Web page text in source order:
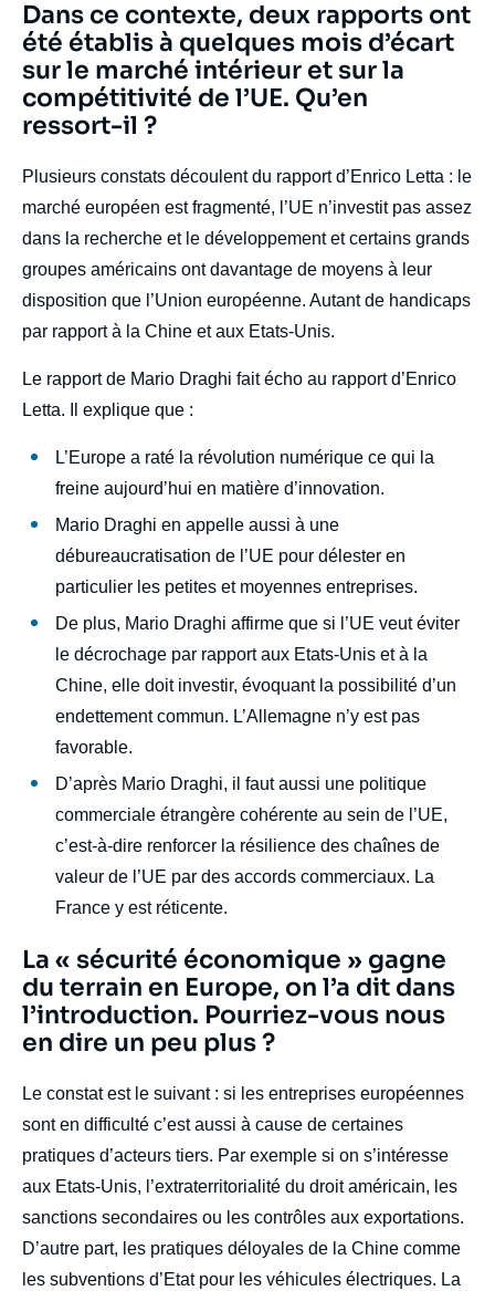
Titre
Edito
Dans ce contexte, deux rapports ont
été établis à quelques mois d’écart
sur le marché intérieur et sur la
compétitivité de l’UE. Qu’en
ressort-il ?
body
Plusieurs constats découlent du rapport d’Enrico Letta : le
marché européen est fragmenté, l’UE n’investit pas assez
dans la recherche et le développement et certains grands
groupes américains ont davantage de moyens à leur
disposition que l’Union européenne. Autant de handicaps
par rapport à la Chine et aux Etats-Unis.
Le rapport de Mario Draghi fait écho au rapport d’Enrico
Letta. Il explique que :
L’Europe a raté la révolution numérique ce qui la
freine aujourd’hui en matière d’innovation.
Mario Draghi en appelle aussi à une
débureaucratisation de l’UE pour délester en
particulier les petites et moyennes entreprises.
De plus, Mario Draghi affirme que si l’UE veut éviter
le décrochage par rapport aux Etats-Unis et à la
Chine, elle doit investir, évoquant la possibilité d’un
endettement commun. L’Allemagne n’y est pas
favorable.
D’après Mario Draghi, il faut aussi une politique
commerciale étrangère cohérente au sein de l’UE,
c’est-à-dire renforcer la résilience des chaînes de
valeur de l’UE par des accords commerciaux. La
France y est réticente.
Titre
Edito
La « sécurité économique » gagne
du terrain en Europe, on l’a dit dans
l’introduction. Pourriez-vous nous
en dire un peu plus ?
body
Le constat est le suivant : si les entreprises européennes
sont en difficulté c’est aussi à cause de certaines
pratiques d’acteurs tiers. Par exemple si on s’intéresse
aux Etats-Unis, l’extraterritorialité du droit américain, les
sanctions secondaires ou les contrôles aux exportations.
D’autre part, les pratiques déloyales de la Chine comme
les subventions d’Etat pour les véhicules électriques. La